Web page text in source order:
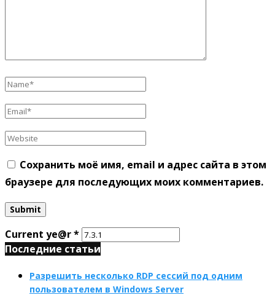
Сохранить моё имя, email и адрес сайта в этом
браузере для последующих моих комментариев.
Current ye@r*
Последние статьи
Разрешить несколько RDP сессий под одним
пользователем в Windows Server